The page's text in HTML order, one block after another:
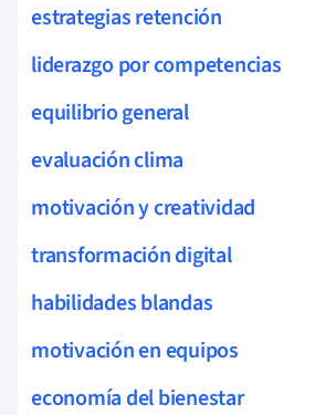
estrategias retención
liderazgo por competencias
equilibrio general
evaluación clima
motivación y creatividad
transformación digital
habilidades blandas
motivación en equipos
economía del bienestar